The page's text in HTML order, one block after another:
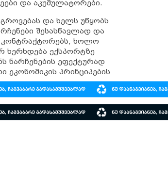
და აკუმულატორები.
და ხელს უწყობს
შესასწავლად და
ხოლო
ხერხდება ექსპორტზე
ნარჩენების ეფექტურად
პრინციპების